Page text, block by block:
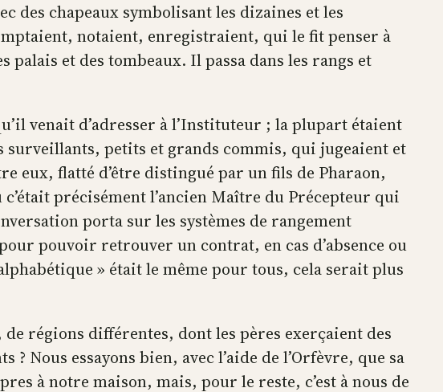
des chapeaux symbolisant les dizaines et les
notaient, enregistraient, qui le fit penser à
et des tombeaux. Il passa dans les rangs et
venait d’adresser à l’Instituteur ; la plupart étaient
surveillants, petits et grands commis, qui jugeaient et
eux, flatté d’être distingué par un fils de Pharaon,
précisément l’ancien Maître du Précepteur qui
porta sur les systèmes de rangement
pouvoir retrouver un contrat, en cas d’absence ou
» était le même pour tous, cela serait plus
de régions différentes, dont les pères exerçaient des
Nous essayons bien, avec l’aide de l’Orfèvre, que sa
à notre maison, mais, pour le reste, c’est à nous de